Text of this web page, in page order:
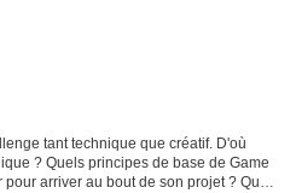
tant technique que créatif. D'où
? Quels principes de base de Game
arriver au bout de son projet ? Quel